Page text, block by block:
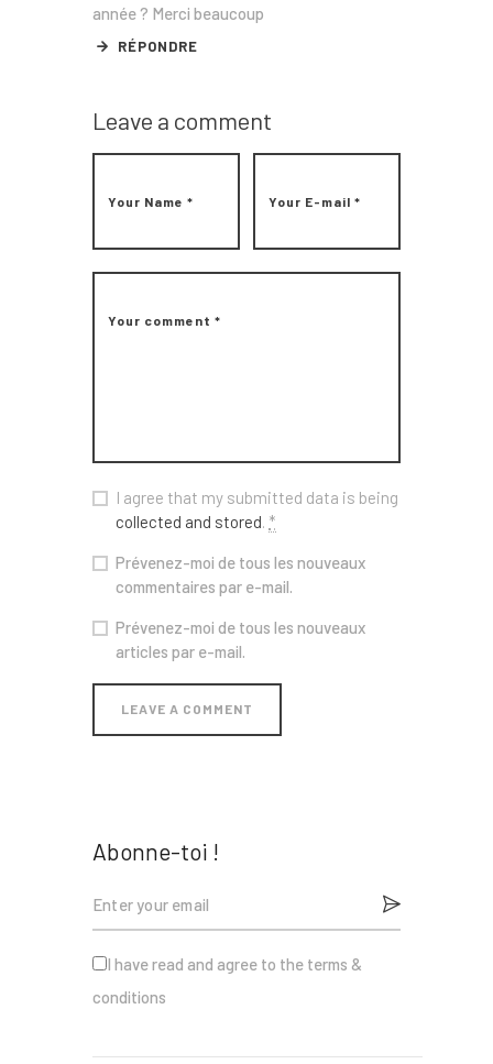
année ? Merci beaucoup
RÉPONDRE
Leave a comment
I agree that my submitted data is being
collected and stored. *
Prévenez-moi de tous les nouveaux
commentaires par e-mail.
Prévenez-moi de tous les nouveaux
articles par e-mail.
Abonne-toi !
I have read and agree to the terms &
conditions